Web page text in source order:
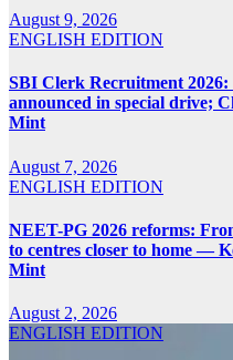
August 9, 2026
ENGLISH EDITION
SBI Clerk Recruitment 2026:
announced in special drive;
Mint
August 7, 2026
ENGLISH EDITION
NEET-PG 2026 reforms:
to centres closer to home —
Mint
August 2, 2026
ENGLISH EDITION